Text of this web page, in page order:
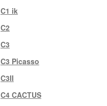
C1 ik
C2
C3
C3 Picasso
C3II
C4 CACTUS